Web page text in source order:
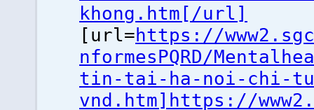
khong.htm[/url]
[url=https://
nformesPQRD/
tin-tai-ha-noi-chi-
vnd.htm]https://